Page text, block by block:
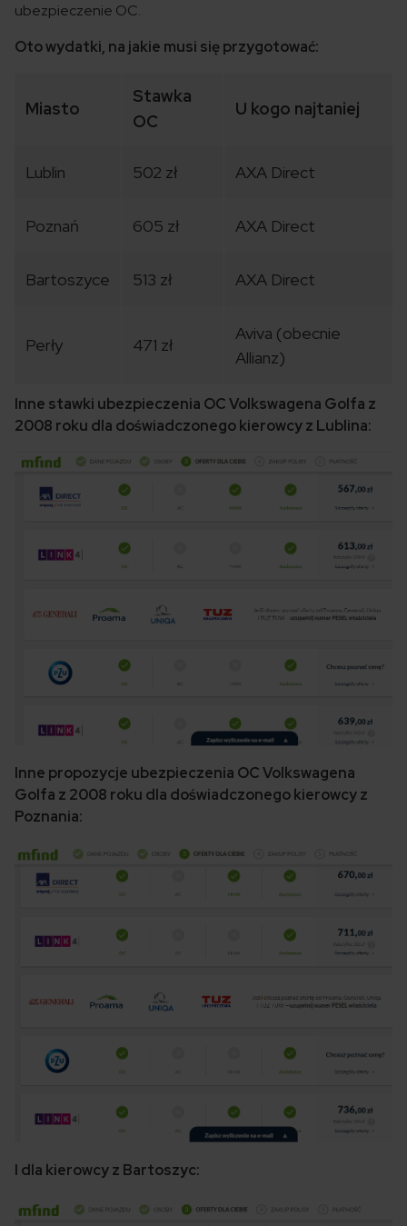
ubezpieczenie OC.
Oto wydatki, na jakie musi się przygotować:
Miasto
Stawka
OC
U kogo najtaniej
Lublin 502 zł AXA Direct
Poznań 605 zł AXA Direct
Bartoszyce 513 zł AXA Direct
Perły 471 zł
Aviva (obecnie
Allianz)
Inne stawki ubezpieczenia OC Volkswagena Golfa z
2008 roku dla doświadczonego kierowcy z Lublina:
Inne propozycje ubezpieczenia OC Volkswagena
Golfa z 2008 roku dla doświadczonego kierowcy z
Poznania:
I dla kierowcy z Bartoszyc: